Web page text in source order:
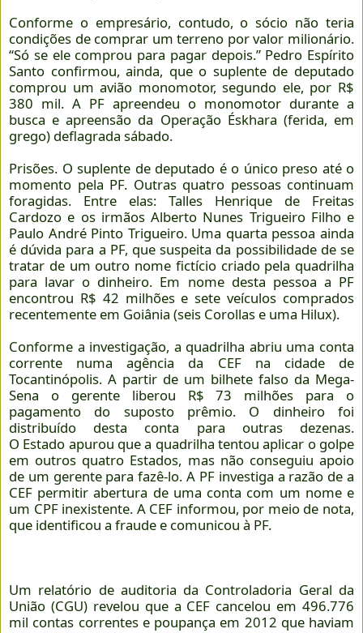
Conforme o empresário, contudo, o sócio não teria
condições de comprar um terreno por valor milionário.
“Só se ele comprou para pagar depois.” Pedro Espírito
Santo confirmou, ainda, que o suplente de deputado
comprou um avião monomotor, segundo ele, por R$
380 mil. A PF apreendeu o monomotor durante a
busca e apreensão da Operação Éskhara (ferida, em
grego) deflagrada sábado.
Prisões. O suplente de deputado é o único preso até o
momento pela PF. Outras quatro pessoas continuam
foragidas. Entre elas: Talles Henrique de Freitas
Cardozo e os irmãos Alberto Nunes Trigueiro Filho e
Paulo André Pinto Trigueiro. Uma quarta pessoa ainda
é dúvida para a PF, que suspeita da possibilidade de se
tratar de um outro nome fictício criado pela quadrilha
para lavar o dinheiro. Em nome desta pessoa a PF
encontrou R$ 42 milhões e sete veículos comprados
recentemente em Goiânia (seis Corollas e uma Hilux).
Conforme a investigação, a quadrilha abriu uma conta
corrente numa agência da CEF na cidade de
Tocantinópolis. A partir de um bilhete falso da Mega-
Sena o gerente liberou R$ 73 milhões para o
pagamento do suposto prêmio. O dinheiro foi
distribuído desta conta para outras dezenas.
O Estado apurou que a quadrilha tentou aplicar o golpe
em outros quatro Estados, mas não conseguiu apoio
de um gerente para fazê-lo. A PF investiga a razão de a
CEF permitir abertura de uma conta com um nome e
um CPF inexistente. A CEF informou, por meio de nota,
que identificou a fraude e comunicou à PF.
Um relatório de auditoria da Controladoria Geral da
União (CGU) revelou que a CEF cancelou em 496.776
mil contas correntes e poupança em 2012 que haviam